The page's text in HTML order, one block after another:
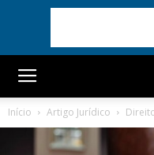
Início Artigo Jurídico